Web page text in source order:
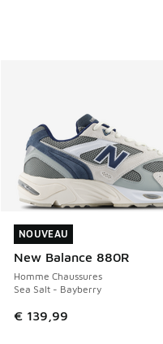
NOUVEAU
New Balance 880R
Homme Chaussures
Sea Salt - Bayberry
€ 139,99
NOUVEAU